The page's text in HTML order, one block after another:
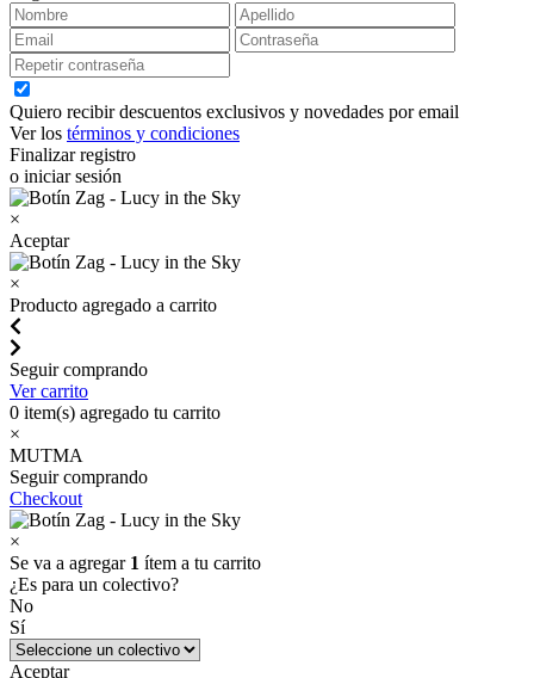
Quiero recibir descuentos exclusivos y novedades por email
Ver los términos y condiciones
Finalizar registro
o iniciar sesión
×
Aceptar
×
Producto agregado a carrito
Seguir comprando
Ver carrito
0 item(s) agregado tu carrito
×
MUTMA
Seguir comprando
Checkout
×
Se va a agregar 1 ítem a tu carrito
¿Es para un colectivo?
No
Sí
Aceptar